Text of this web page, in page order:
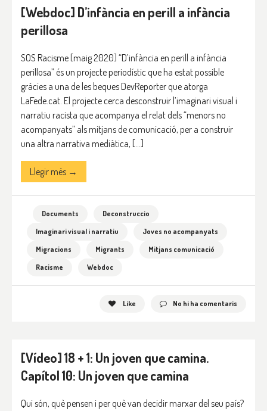
[Webdoc] D’infància en perill a infància
perillosa
SOS Racisme [maig 2020] “D’infància en perill a infància
perillosa” és un projecte periodístic que ha estat possible
gràcies a una de les beques DevReporter que atorga
LaFede.cat. El projecte cerca desconstruir l’imaginari visual i
narratiu racista que acompanya el relat dels “menors no
acompanyats” als mitjans de comunicació, per a construir
una altra narrativa mediàtica, […]
Llegir més →
Documents
Deconstruccio
Imaginari visual i narratiu
Joves no acompanyats
Migracions
Migrants
Mitjans comunicació
Racisme
Webdoc
Like No hi ha comentaris
[Vídeo] 18 + 1: Un joven que camina.
Capítol 10: Un joven que camina
Qui són, què pensen i per què van decidir marxar del seu país?